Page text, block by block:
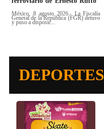
México, 8 agosto 2026.- La Fiscalía
General de la República (FGR) detuvo
y puso a disposic...
DEPORTES